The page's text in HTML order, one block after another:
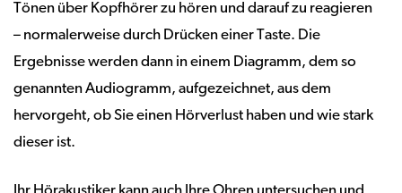
Tönen über Kopfhörer zu hören und darauf zu reagieren
– normalerweise durch Drücken einer Taste. Die
Ergebnisse werden dann in einem Diagramm, dem so
genannten Audiogramm, aufgezeichnet, aus dem
hervorgeht, ob Sie einen Hörverlust haben und wie stark
dieser ist.